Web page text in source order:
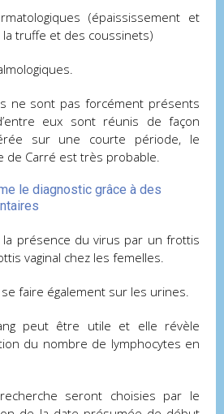
(épaississement et
la truffe et des coussinets)
ne sont pas forcément présents
eux sont réunis de façon
sur une courte période, le
de Carré est très probable.
le diagnostic grâce à des
présence du virus par un frottis
vaginal chez les femelles.
faire également sur les urines.
peut être utile et elle révèle
du nombre de lymphocytes en
seront choisies par le